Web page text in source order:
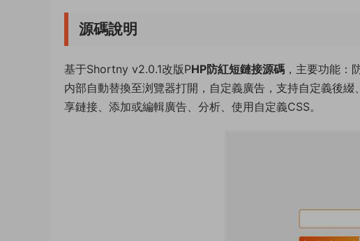
源碼說明
基于Shortny v2.0.1改版PHP防紅短鏈接源碼 ，主要功能：
内部自動替換至浏覽器打開，自定義廣告，支持自定義後
享鏈接、添加或編輯廣告、分析、使用自定義CSS。